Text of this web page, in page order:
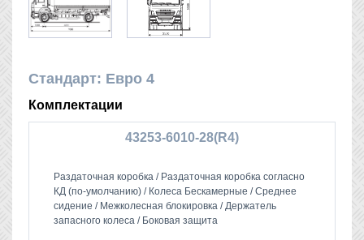
Стандарт: Евро 4
Комплектации
43253-6010-28(R4)
Раздаточная коробка / Раздаточная коробка согласно
КД (по-умолчанию) / Колеса Бескамерные / Среднее
сидение / Межколесная блокировка / Держатель
запасного колеса / Боковая защита